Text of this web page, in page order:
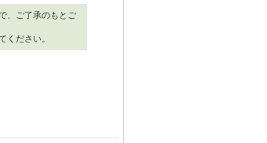
、ご了承のもとご
ください。